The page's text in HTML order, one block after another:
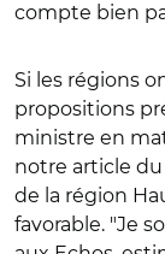
compte bien
Si les régions
propositions
ministre en
notre article du
de la région
favorable. "Je